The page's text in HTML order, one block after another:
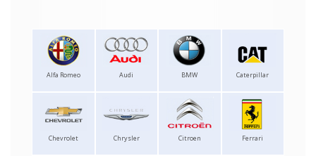
Alfa Romeo Audi BMW Caterpillar
Chevrolet Chrysler Citroen Ferrari